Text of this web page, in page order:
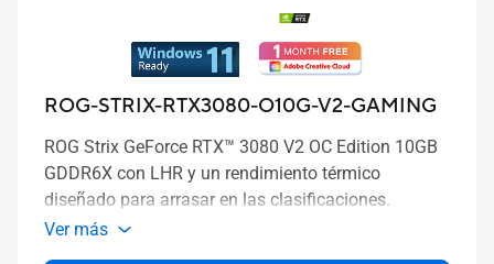
ROG-STRIX-RTX3080-O10G-V2-GAMING
ROG Strix GeForce RTX™ 3080 V2 OC Edition 10GB
GDDR6X con LHR y un rendimiento térmico
diseñado para arrasar en las clasificaciones.
Ver más